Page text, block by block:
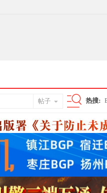
帖子
索
热搜: